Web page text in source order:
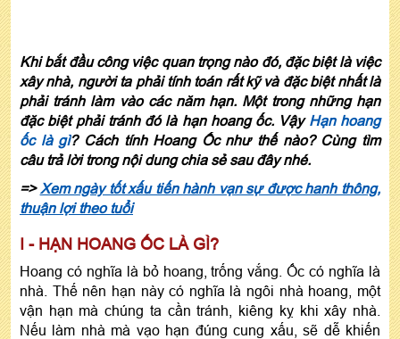
Khi bắt đầu công việc quan trọng nào đó, đặc biệt là việc
xây nhà, người ta phải tính toán rất kỹ và đặc biệt nhất là
phải tránh làm vào các năm hạn. Một trong những hạn
đặc biệt phải tránh đó là hạn hoang ốc. Vậy Hạn hoang
ốc là gì? Cách tính Hoang Ốc như thế nào? Cùng tìm
câu trả lời trong nội dung chia sẻ sau đây nhé.
=> Xem ngày tốt xấu tiến hành vạn sự được hanh thông,
thuận lợi theo tuổi
I - HẠN HOANG ỐC LÀ GÌ?
Hoang có nghĩa là bỏ hoang, trống vắng. Ốc có nghĩa là
nhà. Thế nên hạn này có nghĩa là ngôi nhà hoang, một
vận hạn mà chúng ta cần tránh, kiêng kỵ khi xây nhà.
Nếu làm nhà mà vạo hạn đúng cung xấu, sẽ dễ khiến